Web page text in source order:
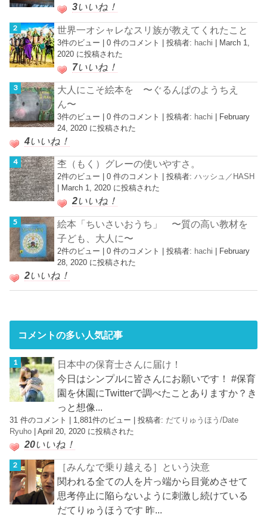
3いいね！
世界一オシャレなスリ族が教えてくれたこと
3件のビュー |0 件のコメント |投稿者: hachi | March 1,
2020 に投稿された
7いいね！
大人にこそ絵本を 〜ぐるんぱのようちえ
ん〜
3件のビュー |0 件のコメント |投稿者: hachi
February
24, 2020 に投稿された
4いいね！
杢（もく）グレーの使いやすさ。
2件のビュー |0 件のコメント |投稿者:ハッシュ／HASH
March 1, 2020 に投稿された
2いいね！
絵本「ちいさいおうち」 〜質の高い教材を
子ども、大人に〜
2件のビュー |0 件のコメント |投稿者: hachi
February
28, 2020 に投稿された
2いいね！
コメントの多い人気記事
日本中の保育士さんに届け！
今日はシンプルに皆さんにお願いです！ #保育
園を休園にTwitterで調べたことありますか？き
っと想像...
31 件のコメント | 1,881件のビュー |投稿者: だてりゅうほう/Date
Ryuho |April 20, 2020 に投稿された
20いいね！
［みんなで乗り越える］という決意
関われる全ての人を片っ端から目覚めさせて
思考停止に陥らないように刺激し続けている
だてりゅうほうです 昨...